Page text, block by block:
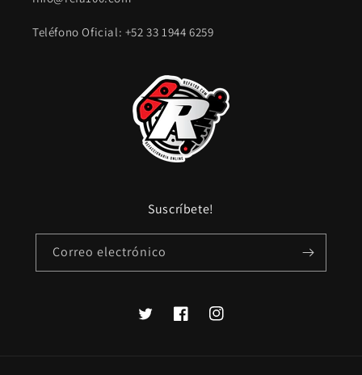
Teléfono Oficial: +52 33 1944 6259
Suscríbete!
Correo electrónico
TwitterFacebookInstagram